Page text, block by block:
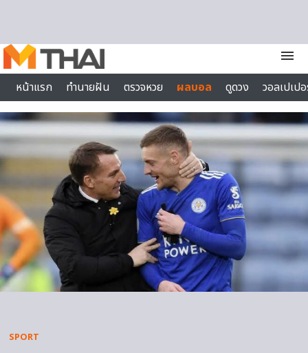
menu
หน้าแรก
ทำนายฝัน ตรวจหวย ผลบอล ดูดวง
วอลเปเป
ไลฟ์สไตล์
SPORT